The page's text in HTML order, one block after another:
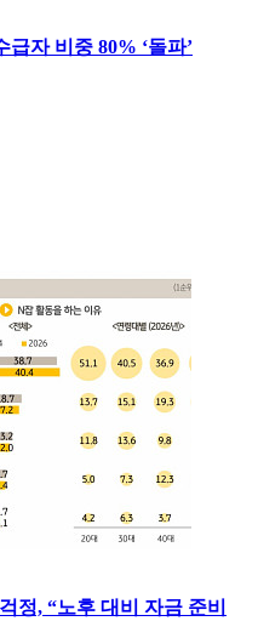
자 비중 80% ‘돌파’
정, “노후 대비 자금 준비